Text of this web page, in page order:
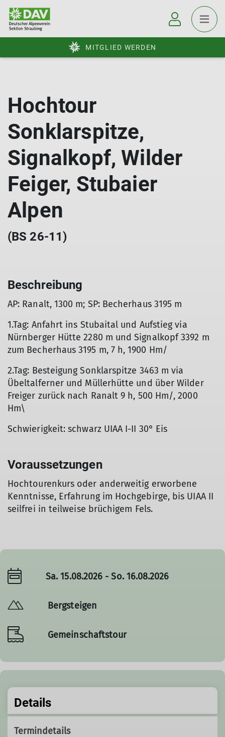
MITGLIED WERDEN
Hochtour
Sonklarspitze,
Signalkopf, Wilder
Feiger, Stubaier
Alpen
(BS 26-11)
Beschreibung
AP: Ranalt, 1300 m; SP: Becherhaus 3195 m
1.Tag: Anfahrt ins Stubaital und Aufstieg via
Nürnberger Hütte 2280 m und Signalkopf 3392 m
zum Becherhaus 3195 m, 7 h, 1900 Hm/
2.Tag: Besteigung Sonklarspitze 3463 m via
Übeltalferner und Müllerhütte und über Wilder
Freiger zurück nach Ranalt 9 h, 500 Hm/, 2000
Hm\
Schwierigkeit: schwarz UIAA I-II 30° Eis
Voraussetzungen
Hochtourenkurs oder anderweitig erworbene
Kenntnisse, Erfahrung im Hochgebirge, bis UIAA II
seilfrei in teilweise brüchigem Fels.
Sa. 15.08.2026 - So. 16.08.2026
Bergsteigen
Gemeinschaftstour
Details
Termindetails